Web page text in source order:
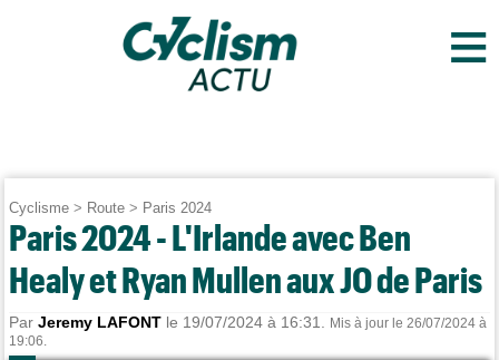
≡
Cyclisme > Route > Paris 2024
Paris 2024 - L'Irlande avec Ben
Healy et Ryan Mullen aux JO de Paris
ParJeremy LAFONT le 19/07/2024 à 16:31.
Mis à jour le 26/07/2024 à
19:06.